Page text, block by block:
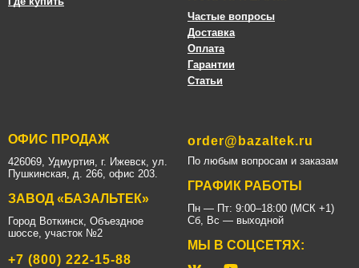
Частые вопросы
Доставка
Оплата
Гарантии
Статьи
ОФИС ПРОДАЖ
426069, Удмуртия, г. Ижевск, ул.
Пушкинская, д. 266, офис 203.
ЗАВОД «БАЗАЛЬТЕК»
Город Воткинск, Объездное
шоссе, участок №2
+7 (800) 222-15-88
order@bazaltek.ru
По любым вопросам и заказам
ГРАФИК РАБОТЫ
Пн — Пт: 9:00–18:00 (МСК +1)
Сб, Вс — выходной
МЫ В СОЦСЕТЯХ: